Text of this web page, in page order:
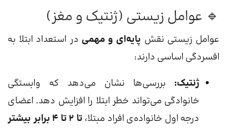
🔹 عوامل زیستی (ژنتیک و مغز)
عوامل زیستی نقش پایه‌ای و مهمی در استعداد ابتلا به
افسردگی اساسی دارند:
ژنتیک: بررسی‌ها نشان می‌دهد که وابستگی
خانوادگی می‌تواند خطر ابتلا را افزایش دهد. اعضای
درجه اول خانواده‌ی افراد مبتلا، تا ۲ تا ۴ برابر بیشتر